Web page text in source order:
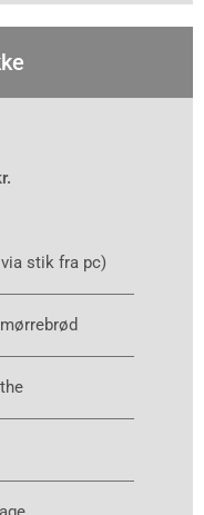
stik fra pc)